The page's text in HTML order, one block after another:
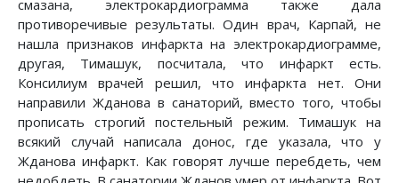
смазана, электрокардиограмма также дала
противоречивые результаты. Один врач, Карпай, не
нашла признаков инфаркта на электрокардиограмме,
другая, Тимашук, посчитала, что инфаркт есть.
Консилиум врачей решил, что инфаркта нет. Они
направили Жданова в санаторий, вместо того, чтобы
прописать строгий постельный режим. Тимашук на
всякий случай написала донос, где указала, что у
Жданова инфаркт. Как говорят лучше перебдеть, чем